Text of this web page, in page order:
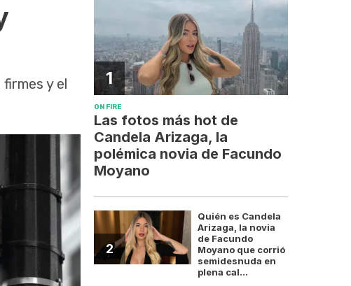
y el
1
ON FIRE
Las fotos más hot de
Candela Arizaga, la
polémica novia de Facundo
Moyano
2
Quién es Candela
Arizaga, la novia
de Facundo
Moyano que corrió
semidesnuda en
plena cal...